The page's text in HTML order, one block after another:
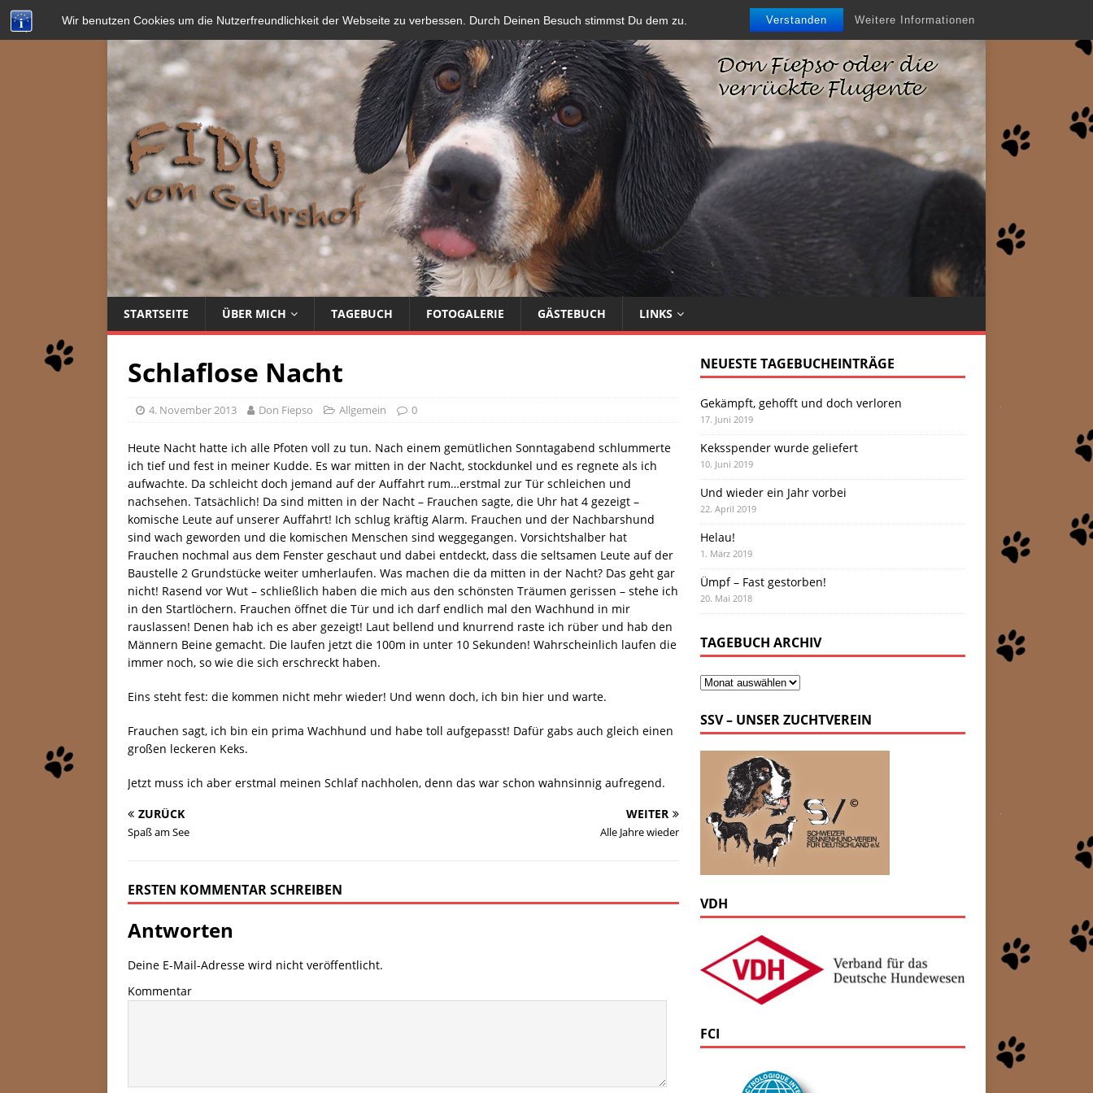
Wir benutzen Cookies um die Nutzerfreundlichkeit der Webseite zu verbessen. Durch Deinen Besuch stimmst Du dem zu. Verstanden Weitere Informationen
STARTSEITE ÜBER MICH TAGEBUCH FOTOGALERIE GÄSTEBUCH LINKS
Schlaflose Nacht
4. November 2013 Don Fiepso Allgemein 0
Heute Nacht hatte ich alle Pfoten voll zu tun. Nach einem gemütlichen Sonntagabend schlummerte
ich tief und fest in meiner Kudde. Es war mitten in der Nacht, stockdunkel und es regnete als ich
aufwachte. Da schleicht doch jemand auf der Auffahrt rum…erstmal zur Tür schleichen und
nachsehen. Tatsächlich! Da sind mitten in der Nacht – Frauchen sagte, die Uhr hat 4 gezeigt –
komische Leute auf unserer Auffahrt! Ich schlug kräftig Alarm. Frauchen und der Nachbarshund
sind wach geworden und die komischen Menschen sind weggegangen. Vorsichtshalber hat
Frauchen nochmal aus dem Fenster geschaut und dabei entdeckt, dass die seltsamen Leute auf der
Baustelle 2 Grundstücke weiter umherlaufen. Was machen die da mitten in der Nacht? Das geht gar
nicht! Rasend vor Wut – schließlich haben die mich aus den schönsten Träumen gerissen – stehe ich
in den Startlöchern. Frauchen öffnet die Tür und ich darf endlich mal den Wachhund in mir
rauslassen! Denen hab ich es aber gezeigt! Laut bellend und knurrend raste ich rüber und hab den
Männern Beine gemacht. Die laufen jetzt die 100m in unter 10 Sekunden! Wahrscheinlich laufen die
immer noch, so wie die sich erschreckt haben.
Eins steht fest: die kommen nicht mehr wieder! Und wenn doch, ich bin hier und warte.
Frauchen sagt, ich bin ein prima Wachhund und habe toll aufgepasst! Dafür gabs auch gleich einen
großen leckeren Keks.
Jetzt muss ich aber erstmal meinen Schlaf nachholen, denn das war schon wahnsinnig aufregend.
ZURÜCK
Spaß am See
WEITER
Alle Jahre wieder
ERSTEN KOMMENTAR SCHREIBEN
Antworten
Deine E-Mail-Adresse wird nicht veröffentlicht.
Kommentar
NEUESTE TAGEBUCHEINTRÄGE
Gekämpft, gehofft und doch verloren
17. Juni 2019
Keksspender wurde geliefert
10. Juni 2019
Und wieder ein Jahr vorbei
22. April 2019
Helau!
1. März 2019
Ümpf – Fast gestorben!
20. Mai 2018
TAGEBUCH ARCHIV
SSV – UNSER ZUCHTVEREIN
VDH
FCI